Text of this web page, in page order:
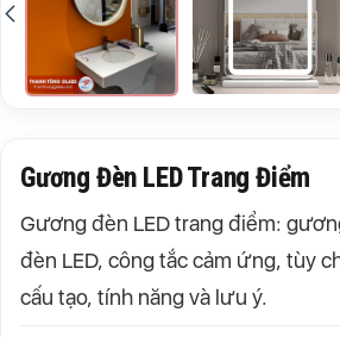
Gương Đèn LED Trang Điểm
Gương đèn LED trang điểm:
đèn LED, công tắc cảm ứng, tùy
cấu tạo, tính năng và lưu ý.